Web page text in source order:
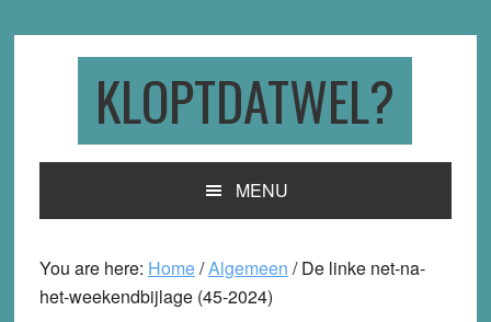
KLOPTDATWEL?
MENU
You are here: Home/Algemeen /De linke net-na-
het-weekendbijlage (45-2024)